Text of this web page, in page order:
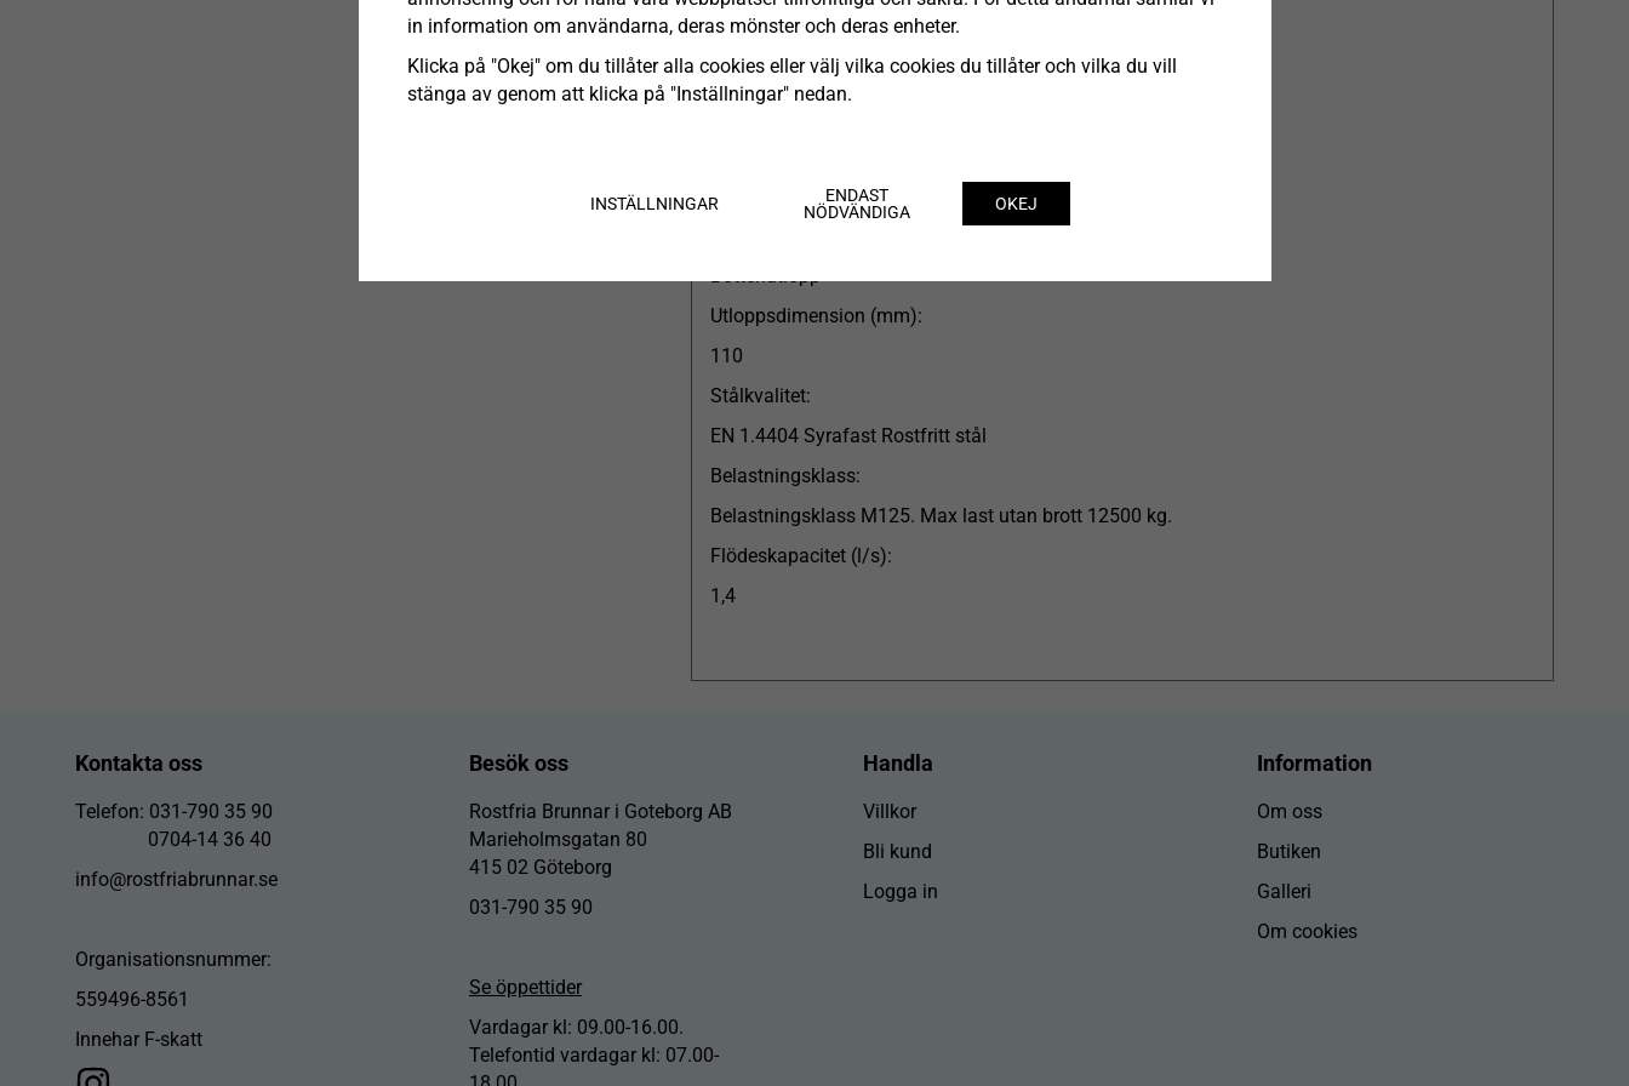
146-154
Variabel dimension:
Klinkergolv K3 utan tätskikt
Bottenutlopp
Utloppsdimension (mm):
110
Stålkvalitet:
EN 1.4404 Syrafast Rostfritt stål
Belastningsklass:
Belastningsklass M125. Max last utan brott 12500 kg.
Flödeskapacitet (l/s):
1,4
Kontakta oss
Telefon: 031-790 35 90
0704-14 36 40
info@rostfriabrunnar.se
Organisationsnummer:
559496-8561
Innehar F-skatt
Besök oss
Rostfria Brunnar i Goteborg AB
Marieholmsgatan 80
415 02 Göteborg
031-790 35 90
Se öppettider
Vardagar kl: 09.00-16.00.
Telefontid vardagar kl: 07.00-
Handla
Villkor
Bli kund
Logga in
Information
Om oss
Butiken
Galleri
Om cookies
in information om användarna, deras mönster och deras enheter.
Klicka på "Okej" om du tillåter alla cookies eller välj vilka cookies du tillåter och vilka du vill
stänga av genom att klicka på "Inställningar" nedan.
INSTÄLLNINGAR
ENDAST
NÖDVÄNDIGA
OKEJ